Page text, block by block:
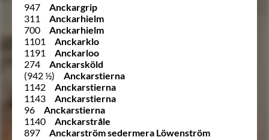
947
Anckargrip
311
Anckarhielm
700
Anckarhielm
1101
Anckarklo
1191
Anckarloo
274
Anckarsköld
(942 ½)
Anckarstierna
1142
Anckarstierna
1143
Anckarstierna
96
Anckarstierna
1140
Anckarstråle
897
Anckarström sedermera Löwenström